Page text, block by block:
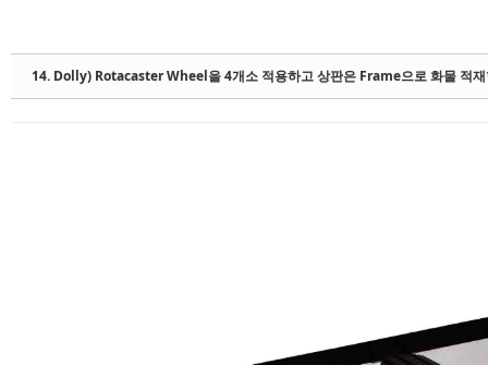
14. Dolly) Rotacaster Wheel을 4개소 적용하고 상판은 Frame으로 화물 적
Sketchbook5, 스케치북5
Sketchbook5, 스케치북5